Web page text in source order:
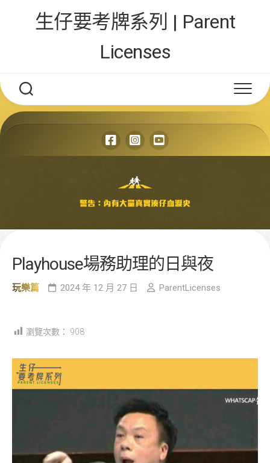
生仔要考牌系列 | Parent
Licenses
Playhouse場務助理的日與夜
玩樂篇 2024 年 12 月 27 日 ParentLicenses
瀏覽次數： 908